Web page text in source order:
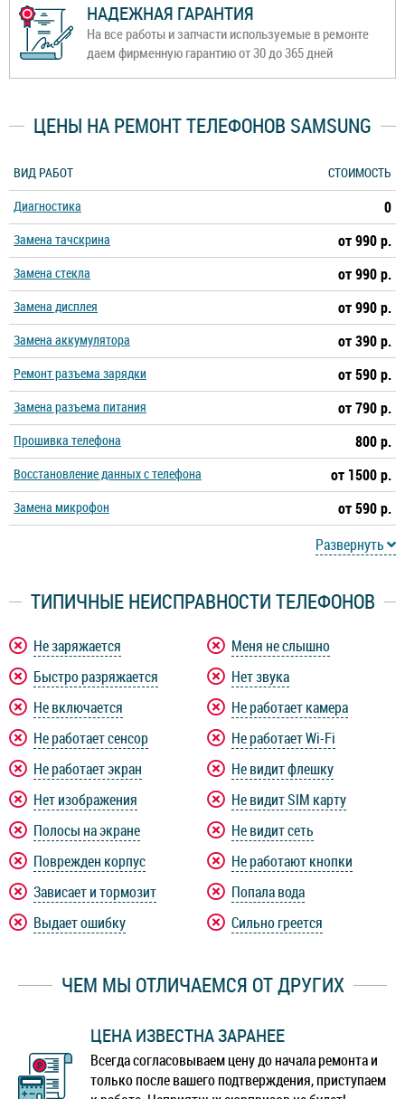
НАДЕЖНАЯ ГАРАНТИЯ
На все работы и запчасти используемые в ремонте
даем фирменную гарантию от 30 до 365 дней
ЦЕНЫ НА РЕМОНТ ТЕЛЕФОНОВ SAMSUNG
ВИД РАБОТ
СТОИМОСТЬ
Диагностика
0
Замена тачскрина от 990 р.
Замена стекла от 990 р.
Замена дисплея от 990 р.
Замена аккумулятора от 390 р.
Ремонт разъема зарядки от 590 р.
Замена разъема питания от 790 р.
Прошивка телефона 800 р.
Восстановление данных с телефона от 1500 р.
Замена микрофон
от 590 р.
Развернуть
ТИПИЧНЫЕ НЕИСПРАВНОСТИ ТЕЛЕФОНОВ
Не заряжается
Быстро разряжается
Не включается
Не работает сенсор
Не работает экран
Нет изображения
Полосы на экране
Поврежден корпус
Зависает и тормозит
Выдает ошибку
Меня не слышно
Нет звука
Не работает камера
Не работает Wi-Fi
Не видит флешку
Не видит SIM карту
Не видит сеть
Не работают кнопки
Попала вода
Сильно греется
ЧЕМ МЫ ОТЛИЧАЕМСЯ ОТ ДРУГИХ
ЦЕНА ИЗВЕСТНА ЗАРАНЕЕ
Всегда согласовываем цену до начала ремонта и
только после вашего подтверждения, приступаем